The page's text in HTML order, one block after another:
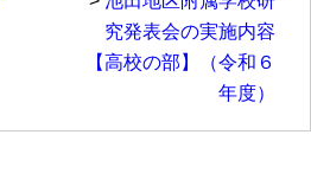
究発表会の実施内容
【高校の部】（令和６
年度）